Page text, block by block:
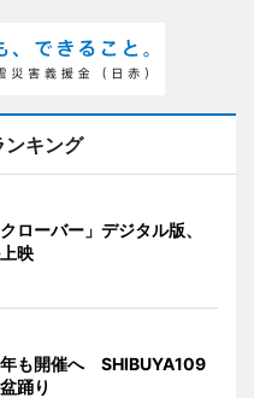
ンキング
ローバー」デジタル版、
映
年も開催へ SHIBUYA109
踊り